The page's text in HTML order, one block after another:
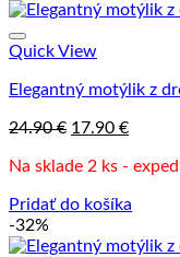
Quick View
Elegantný motýlik z
24.90€ Pôvodná
bola:
17.90 €
je:
Na sklade 2 ks -
Pridať do košíka
-32%